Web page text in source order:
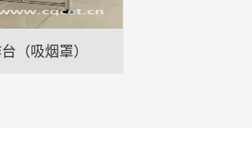
（吸烟罩）